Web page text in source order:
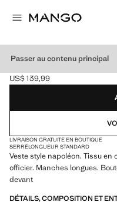
Passer au contenu principal
VESTE CINTRÉE COL
Prix actuel [US$ 139,99 ]
US$ 139,99
Choisissez une couleur
LIVRAISON GRATUITE EN BOUTIQUE
SERRÉLONGUEUR STANDARD
Veste style napoléon. Tissu en
officier. Manches longues.
devant
DÉTAILS, COMPOSITION ET